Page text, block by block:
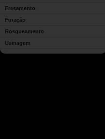
Fresamento
Furação
Rosqueamento
Usinagem